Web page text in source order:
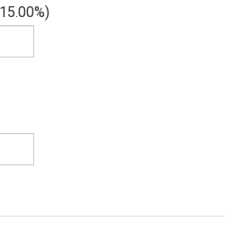
15.00%)